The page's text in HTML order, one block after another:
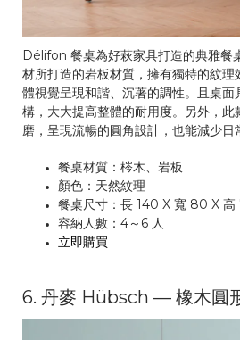
Délifon 餐桌為好萩家具打造的典雅餐
材所打造的岩板材質，擁有獨特的紋
體視覺呈現和諧、沉著的調性。且桌
構，大大提高整體的耐用度。另外，
磨，呈現流暢的圓角設計，也能減少日
餐桌材質：梣木、岩板
顏色：天然紋理
餐桌尺寸：長 140 X 寬 80 X 高
容納人數：4～6 人
立即購買
6. 丹麥 Hübsch — 橡木圓